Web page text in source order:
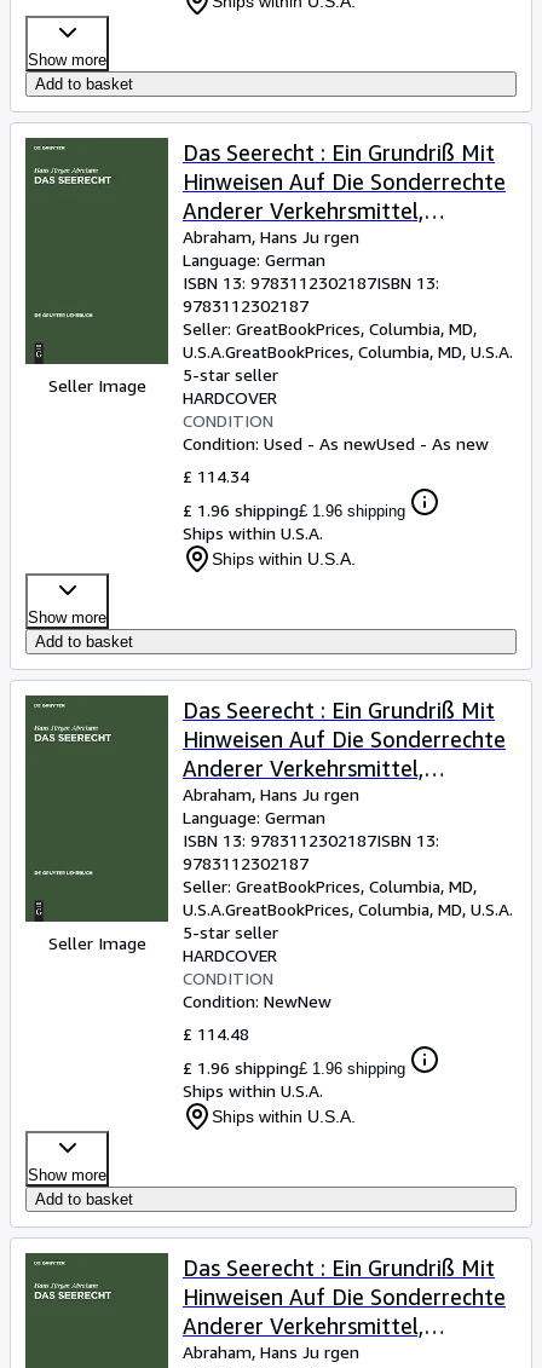
Show more
Add to basket
Seller Image
Das Seerecht : Ein Grundriß Mit
Hinweisen Auf Die Sonderrechte
Anderer Verkehrsmittel,
Vornehmlich Das
Binnenschiffahrts- Und Luftrecht
-Language: german
Abraham, Hans Ju rgen
Language: German
ISBN 13: 9783112302187ISBN 13:
9783112302187
Seller: GreatBookPrices, Columbia, MD,
U.S.A.GreatBookPrices, Columbia, MD, U.S.A.
5-star seller
HARDCOVER
CONDITION
Condition: Used - As newUsed - As new
£ 114.34
£ 1.96 shipping£ 1.96 shipping
Ships within U.S.A.
Ships within U.S.A.
Show more
Add to basket
Seller Image
Das Seerecht : Ein Grundriß Mit
Hinweisen Auf Die Sonderrechte
Anderer Verkehrsmittel,
Vornehmlich Das
Binnenschiffahrts- Und Luftrecht
-Language: german
Abraham, Hans Ju rgen
Language: German
ISBN 13: 9783112302187ISBN 13:
9783112302187
Seller: GreatBookPrices, Columbia, MD,
U.S.A.GreatBookPrices, Columbia, MD, U.S.A.
5-star seller
HARDCOVER
CONDITION
Condition: NewNew
£ 114.48
£ 1.96 shipping£ 1.96 shipping
Ships within U.S.A.
Ships within U.S.A.
Show more
Add to basket
Das Seerecht : Ein Grundriß Mit
Hinweisen Auf Die Sonderrechte
Anderer Verkehrsmittel,
Vornehmlich Das
Abraham, Hans Ju rgen